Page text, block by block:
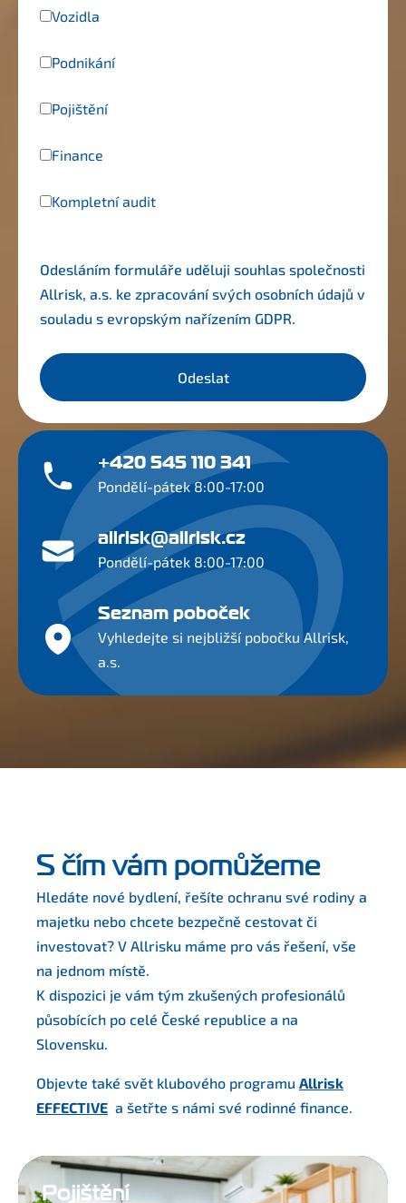
Vozidla
Podnikání
Pojištění
Finance
Kompletní audit
Odesláním formuláře uděluji souhlas společnosti
Allrisk, a.s. ke zpracování svých osobních údajů v
souladu s evropským nařízením GDPR.
Odeslat
+420 545 110 341
Pondělí-pátek 8:00-17:00
allrisk@allrisk.cz
Pondělí-pátek 8:00-17:00
Seznam poboček
Vyhledejte si nejbližší pobočku Allrisk,
a.s.
S čím vám pomůžeme
Hledáte nové bydlení, řešíte ochranu své rodiny a
majetku nebo chcete bezpečně cestovat či
investovat? V Allrisku máme pro vás řešení, vše
na jednom místě.
K dispozici je vám tým zkušených profesionálů
působících po celé České republice a na
Slovensku.
Objevte také svět klubového programu Allrisk
EFFECTIVE a šetřte s námi své rodinné finance.
Pojištění